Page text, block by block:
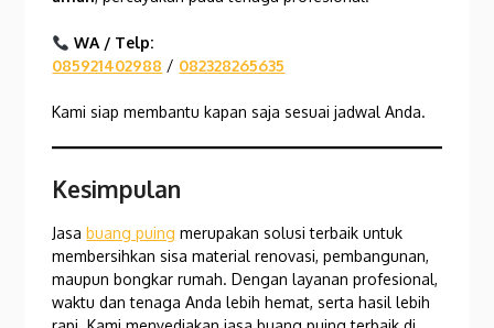
WA / Telp:
085921402988 / 082328265635
Kami siap membantu kapan saja sesuai jadwal Anda.
Kesimpulan
Jasabuang puing merupakan solusi terbaik untuk
membersihkan sisa material renovasi, pembangunan,
maupun bongkar rumah. Dengan layanan profesional,
waktu dan tenaga Anda lebih hemat, serta hasil lebih